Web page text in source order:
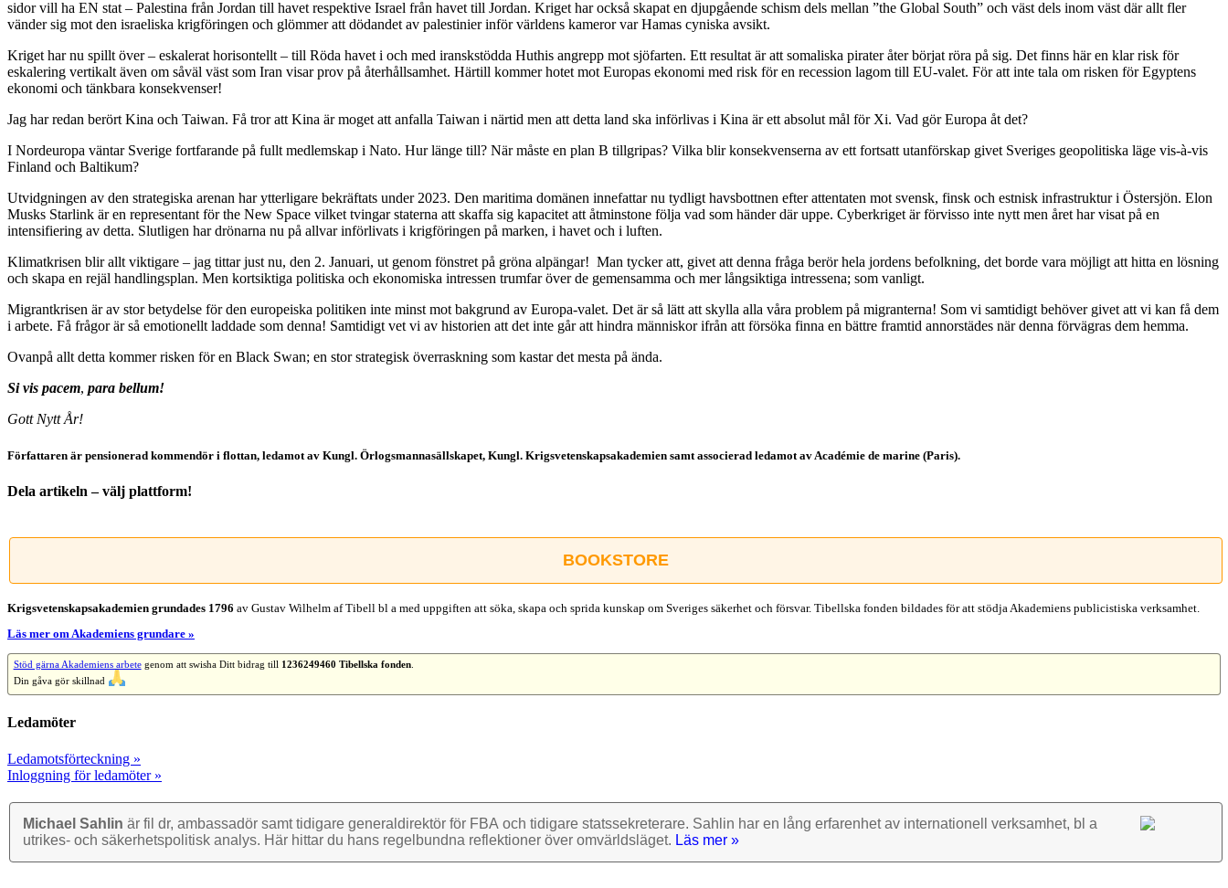
sidor vill ha EN stat – Palestina från Jordan till havet respektive Israel från havet till Jordan. Kriget har också skapat en djupgående schism dels mellan ”the Global South” och väst dels inom väst där allt fler
vänder sig mot den israeliska krigföringen och glömmer att dödandet av palestinier inför världens kameror var Hamas cyniska avsikt.
Kriget har nu spillt över – eskalerat horisontellt – till Röda havet i och med iranskstödda Huthis angrepp mot sjöfarten. Ett resultat är att somaliska pirater åter börjat röra på sig. Det finns här en klar risk för
eskalering vertikalt även om såväl väst som Iran visar prov på återhållsamhet. Härtill kommer hotet mot Europas ekonomi med risk för en recession lagom till EU-valet. För att inte tala om risken för Egyptens
ekonomi och tänkbara konsekvenser!
Jag har redan berört Kina och Taiwan. Få tror att Kina är moget att anfalla Taiwan i närtid men att detta land ska införlivas i Kina är ett absolut mål för Xi. Vad gör Europa åt det?
I Nordeuropa väntar Sverige fortfarande på fullt medlemskap i Nato. Hur länge till? När måste en plan B tillgripas? Vilka blir konsekvenserna av ett fortsatt utanförskap givet Sveriges geopolitiska läge vis-à-vis
Finland och Baltikum?
Utvidgningen av den strategiska arenan har ytterligare bekräftats under 2023. Den maritima domänen innefattar nu tydligt havsbottnen efter attentaten mot svensk, finsk och estnisk infrastruktur i Östersjön. Elon
Musks Starlink är en representant för the New Space vilket tvingar staterna att skaffa sig kapacitet att åtminstone följa vad som händer där uppe. Cyberkriget är förvisso inte nytt men året har visat på en
intensifiering av detta. Slutligen har drönarna nu på allvar införlivats i krigföringen på marken, i havet och i luften.
Klimatkrisen blir allt viktigare – jag tittar just nu, den 2. Januari, ut genom fönstret på gröna alpängar! Man tycker att, givet att denna fråga berör hela jordens befolkning, det borde vara möjligt att hitta en lösning
och skapa en rejäl handlingsplan. Men kortsiktiga politiska och ekonomiska intressen trumfar över de gemensamma och mer långsiktiga intressena; som vanligt.
Migrantkrisen är av stor betydelse för den europeiska politiken inte minst mot bakgrund av Europa-valet. Det är så lätt att skylla alla våra problem på migranterna! Som vi samtidigt behöver givet att vi kan få dem
i arbete. Få frågor är så emotionellt laddade som denna! Samtidigt vet vi av historien att det inte går att hindra människor ifrån att försöka finna en bättre framtid annorstädes när denna förvägras dem hemma.
Ovanpå allt detta kommer risken för en Black Swan; en stor strategisk överraskning som kastar det mesta på ända.
Si vis pacem, para bellum!
Gott Nytt År!
Författaren är pensionerad kommendör i flottan, ledamot av Kungl. Örlogsmannasällskapet, Kungl. Krigsvetenskapsakademien samt associerad ledamot av Académie de marine (Paris).
Dela artikeln – välj plattform!
post
BOOKSTORE
Krigsvetenskap­sakademien grundades 1796 av Gustav Wilhelm af Tibell bl a med uppgiften att söka, skapa och sprida kunskap om Sveriges säkerhet och försvar. Tibellska fonden bildades för att stödja Akademiens publicistiska verksamhet.
Läs mer om Akademiens grundare »
Stöd gärna Akademiens arbetegenom att swisha Ditt bidrag till 1236249460 Tibellska fonden.
Din gåva gör skillnad
Ledamöter
Ledamotsförteckning »
Inloggning för ledamöter »
Michael Sahlin är fil dr, ambassadör samt tidigare general­direktör för FBA och tidigare stats­sekre­terare. Sahlin har en lång erfarenhet av inter­nationell verk­samhet, bl a
utrikes- och säkerhets­politisk analys. Här hittar du hans regel­bundna reflek­tioner över omvärlds­läget. Läs mer »